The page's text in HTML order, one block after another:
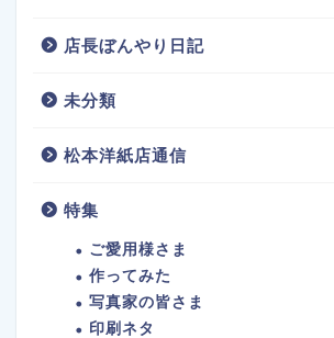
店長ぼんやり日記
未分類
松本洋紙店通信
特集
ご愛用様さま
作ってみた
写真家の皆さま
印刷ネタ